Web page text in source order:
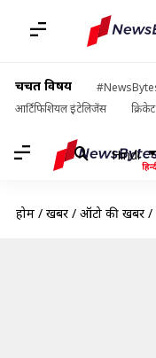
चर्चित विषय
आर्टिफिशियल इंटेलिजेंस
Hindi
होम / खबरें / ऑटो की खबरें /